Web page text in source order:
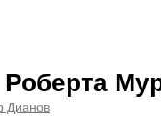
Дианов